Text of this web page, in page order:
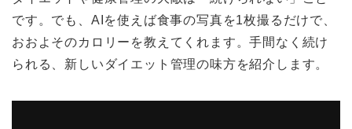
です。でも、AIを使えば食事の写真を1枚撮るだけで、
おおよそのカロリーを教えてくれます。手間なく続け
られる、新しいダイエット管理の味方を紹介します。